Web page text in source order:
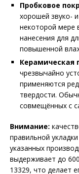
Пробковое
хорошей звуко-
некоторой мере
нанесения для
повышенной
Керамическая
чрезвычайно
применяются
твердости.
совмещённых с
Внимание:
правильной
указанных
выдерживает до
13329, что делает